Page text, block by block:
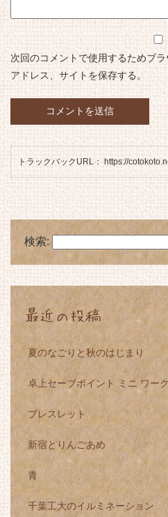
次回のコメントで使用するためブ
アドレス、サイトを保存する。
トラックバックURL： https://
検索:
最近の投稿
夏のなごりと秋のはじまり
卓上セーブポイント ミニ ワー
ブレスレット
新宿とりんごあめ
青
千葉工大のイルミネーション